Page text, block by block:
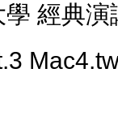
學 經典